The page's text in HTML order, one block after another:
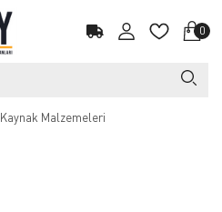
0
Kaynak Malzemeleri